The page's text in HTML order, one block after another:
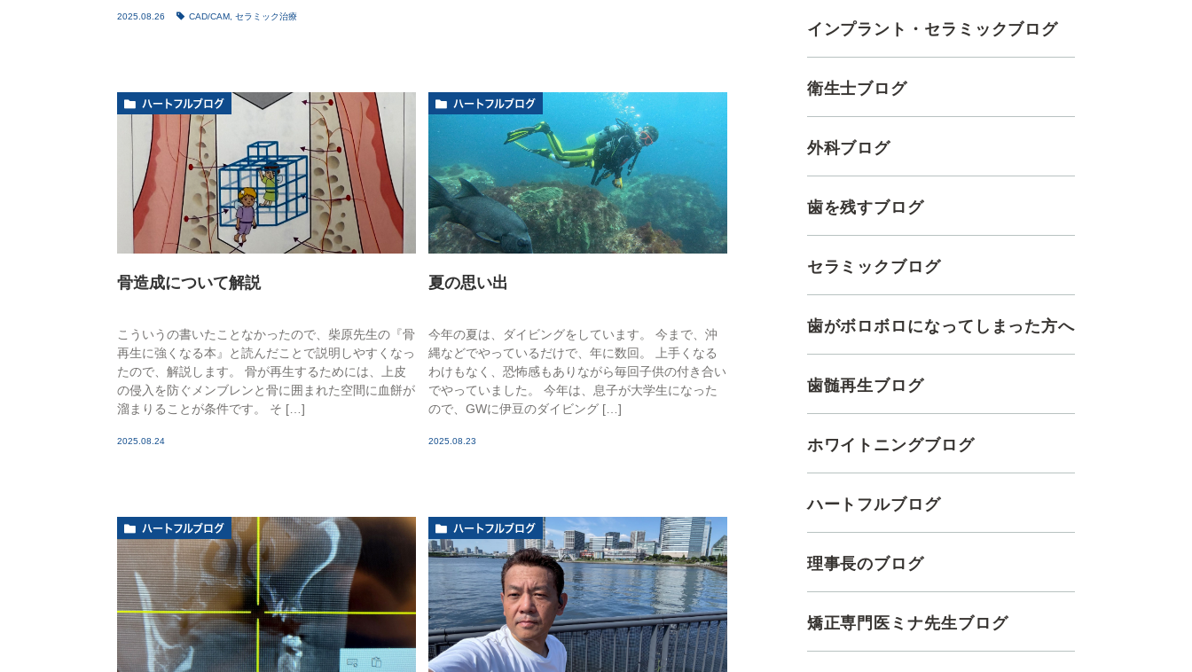
2025.08.26 CAD/CAM, セラミック治療
ハートフルブログ
骨造成について解説
こういうの書いたことなかったので、柴原先生の『骨
再生に強くなる本』と読んだことで説明しやすくなっ
たので、解説します。 骨が再生するためには、上皮
の侵入を防ぐメンブレンと骨に囲まれた空間に血餅が
溜まりることが条件です。 そ […]
2025.08.24
ハートフルブログ
夏の思い出
今年の夏は、ダイビングをしています。 今まで、沖
縄などでやっているだけで、年に数回。 上手くなる
わけもなく、恐怖感もありながら毎回子供の付き合い
でやっていました。 今年は、息子が大学生になった
ので、GWに伊豆のダイビング […]
2025.08.23
ハートフルブログ ハートフルブログ
インプラント・セラミックブログ
衛生士ブログ
外科ブログ
歯を残すブログ
セラミックブログ
歯がボロボロになってしまった方へ
歯髄再生ブログ
ホワイトニングブログ
ハートフルブログ
理事長のブログ
矯正専門医ミナ先生ブログ